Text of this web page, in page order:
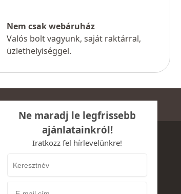
Nem csak webáruház
Valós bolt vagyunk, saját raktárral,
üzlethelyiséggel.
Ne maradj le legfrissebb
ajánlatainkról!
Iratkozz fel hírlevelünkre!